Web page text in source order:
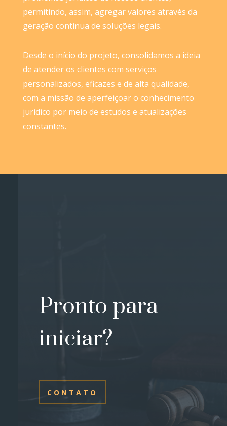
permitindo, assim, agregar valores através da
geração contínua de soluções legais.
Desde o início do projeto, consolidamos a ideia
de atender os clientes com serviços
personalizados, eficazes e de alta qualidade,
com a missão de aperfeiçoar o conhecimento
jurídico por meio de estudos e atualizações
constantes.
Pronto para
iniciar?
CONTATO